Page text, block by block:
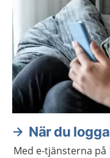
När du
Med e-tjänsterna på